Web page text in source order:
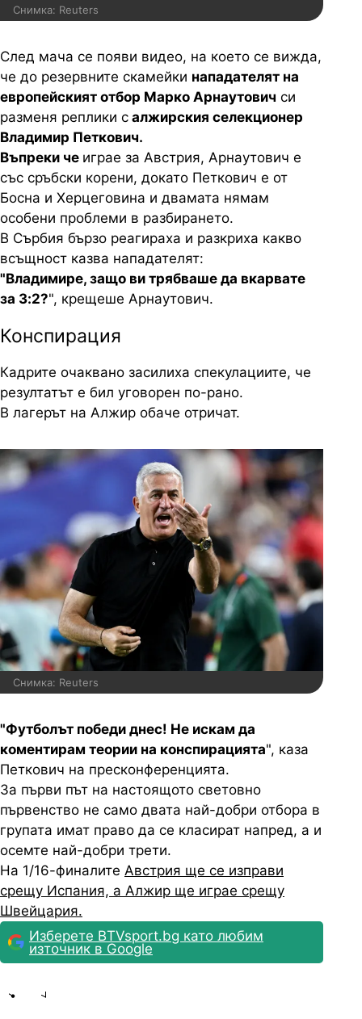
Снимка: Reuters
След мача се появи видео, на което се вижда,
че до резервните скамейки нападателят на
европейският отбор Марко Арнаутович си
разменя реплики с алжирския селекционер
Владимир Петкович.
Въпреки че играе за Австрия, Арнаутович е
със сръбски корени, докато Петкович е от
Босна и Херцеговина и двамата нямам
особени проблеми в разбирането.
В Сърбия бързо реагираха и разкриха какво
всъщност казва нападателят:
"Владимире, защо ви трябваше да вкарвате
за 3:2?", крещеше Арнаутович.
Конспирация
Кадрите очаквано засилиха спекулациите, че
резултатът е бил уговорен по-рано.
В лагерът на Алжир обаче отричат.
Снимка: Reuters
"Футболът победи днес! Не искам да
коментирам теории на конспирацията", каза
Петкович на пресконференцията.
За първи път на настоящото световно
първенство не само двата най-добри отбора в
групата имат право да се класират напред, а и
осемте най-добри трети.
На 1/16-финалите Австрия ще се изправи
срещу Испания, а Алжир ще играе срещу
Швейцария.
Изберете BTVsport.bg като любим
източник в Google